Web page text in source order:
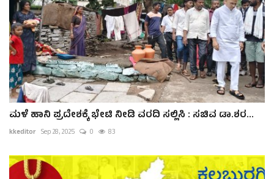
ಮಳೆ ಹಾನಿ ಪ್ರದೇಶಕ್ಕೆ ಭೇಟಿ ನೀಡಿ ವರದಿ ಸಲ್ಲಿಸಿ : ಸಚಿವ ಡಾ.ಶರ...
kkeditor Sep 28, 2025 0 83